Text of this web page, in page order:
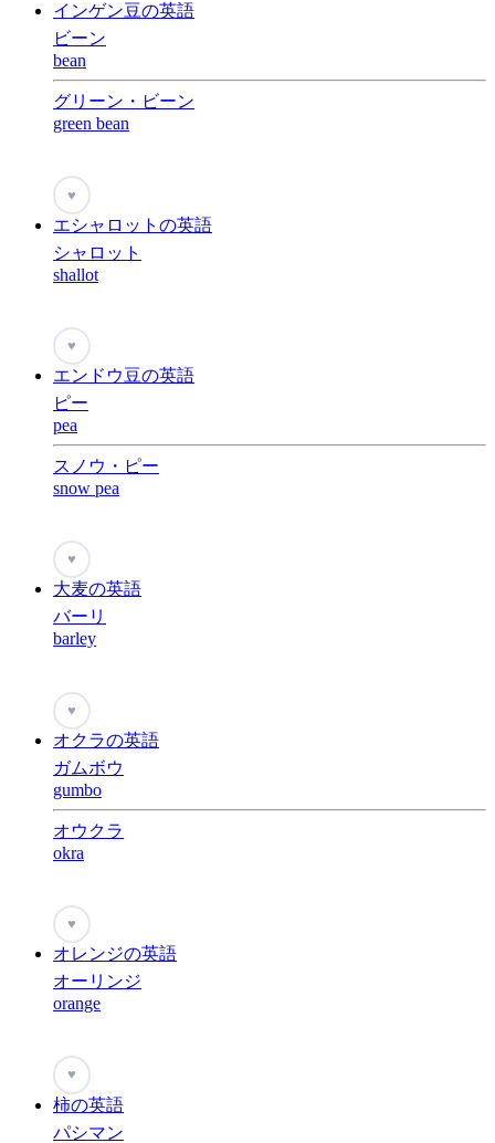
インゲン豆の英語
ビーン
bean
グリーン・ビーン
green bean
♥
エシャロットの英語
シャロット
shallot
♥
エンドウ豆の英語
ピー
pea
スノウ・ピー
snow pea
♥
大麦の英語
バーリ
barley
♥
オクラの英語
ガムボウ
gumbo
オウクラ
okra
♥
オレンジの英語
オーリンジ
orange
♥
柿の英語
パシマン